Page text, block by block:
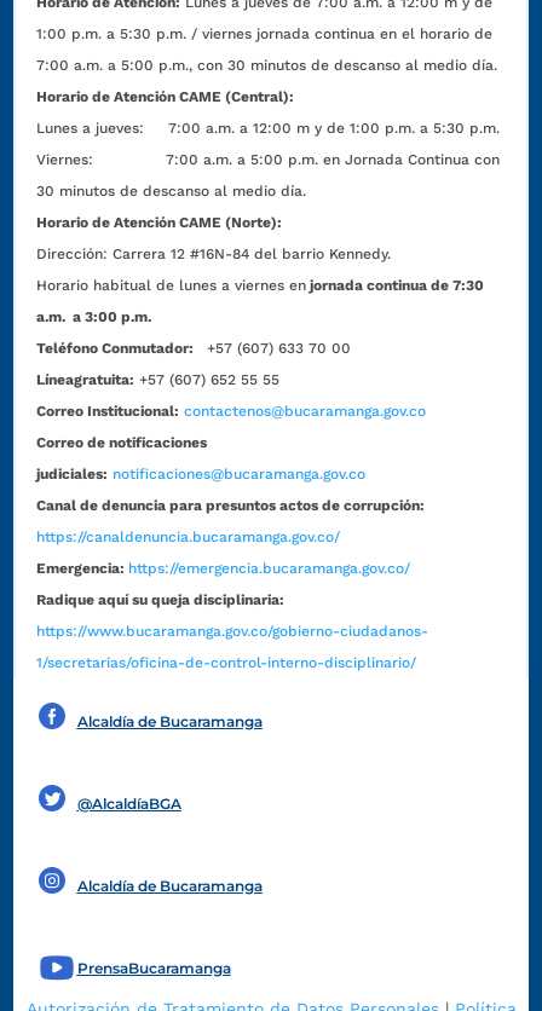
1:00 p.m. a 5:30 p.m. / viernes jornada continua en el horario de
7:00 a.m. a 5:00 p.m., con 30 minutos de descanso al medio día.
Horario de Atención CAME (Central):
Lunes a jueves: 7:00 a.m. a 12:00 m y de 1:00 p.m. a 5:30 p.m.
Viernes: 7:00 a.m. a 5:00 p.m. en Jornada Continua con
30 minutos de descanso al medio día.
Horario de Atención CAME (Norte):
Dirección:Carrera 12 #16N-84 del barrio Kennedy.
Horario habitual de lunes a viernes en jornada continua de 7:30
a.m. a 3:00 p.m.
Teléfono Conmutador:
+57 (607) 633 70 00
Líneagratuita: +57 (607) 652 55 55
Correo Institucional: contactenos@bucaramanga.gov.co
Correo de notificaciones
judiciales: notificaciones@bucaramanga.gov.co
Canal de denuncia para presuntos actos de corrupción:
https://canaldenuncia.bucaramanga.gov.co/
Emergencia: https://emergencia.bucaramanga.gov.co/
Radique aquí su queja disciplinaria:
https://www.bucaramanga.gov.co/gobierno-ciudadanos-
1/secretarias/oficina-de-control-interno-disciplinario/
Alcaldía de Bucaramanga
@AlcaldíaBGA
Alcaldía de Bucaramanga
PrensaBucaramanga